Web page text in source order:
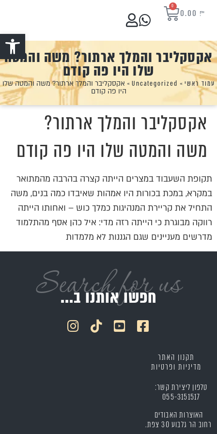
פתח סרגל
0.00 ₪
0
אקסקליבר והמלך ארתור? משה והמטה
שלו היו פה קודם
עמוד ראשי »
Uncategorized
» אקסקליבר והמלך ארתור? משה והמטה שלו
היו פה קודם
אקסקליבר והמלך ארתור?
משה והמטה שלו היו פה קודם
תקופת השעבוד במצרים הייתה קצרה בהרבה מהמתואר
במקרא, במכת בכורות היו אמהות שאיבדו כמה בנים, משה
התחיל את קריירת המנהיגות כמלך כוש – ואחותו הייתה
רווקה מבוגרת כי הייתה רזה מדי: איל כהן אסף מהתלמוד
מדרשים מעניינים שגם הגננות לא מלמדות
Search for us
חפשו אותנו ב...
תקנון האתר
מדיניות ופרטיות
טלפון ליצירת קשר:
055-3151517
האוצרות האבודים
רחוב הר גלבוע 30 צפת.